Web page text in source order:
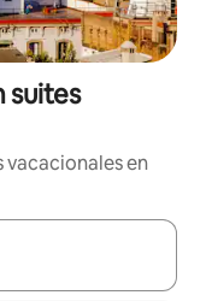
suites
vacacionales en
navega con las